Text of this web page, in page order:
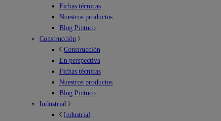
Fichas técnicas
Nuestros productos
Blog Pintuco
Construcción
Construcción
En perspectiva
Fichas técnicas
Nuestros productos
Blog Pintuco
Industrial
Industrial